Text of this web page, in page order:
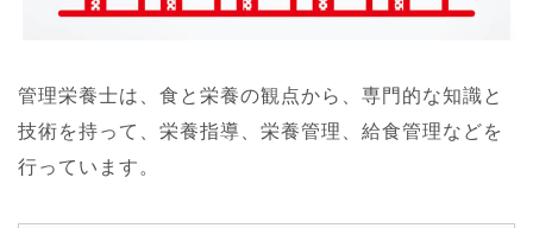
管理栄養士は、食と栄養の観点から、専門的な知識と
技術を持って、栄養指導、栄養管理、給食管理などを
行っています。